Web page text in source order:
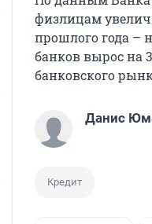
физлицам
прошлого года –
банков вырос на
банковского
Данис
Кредит